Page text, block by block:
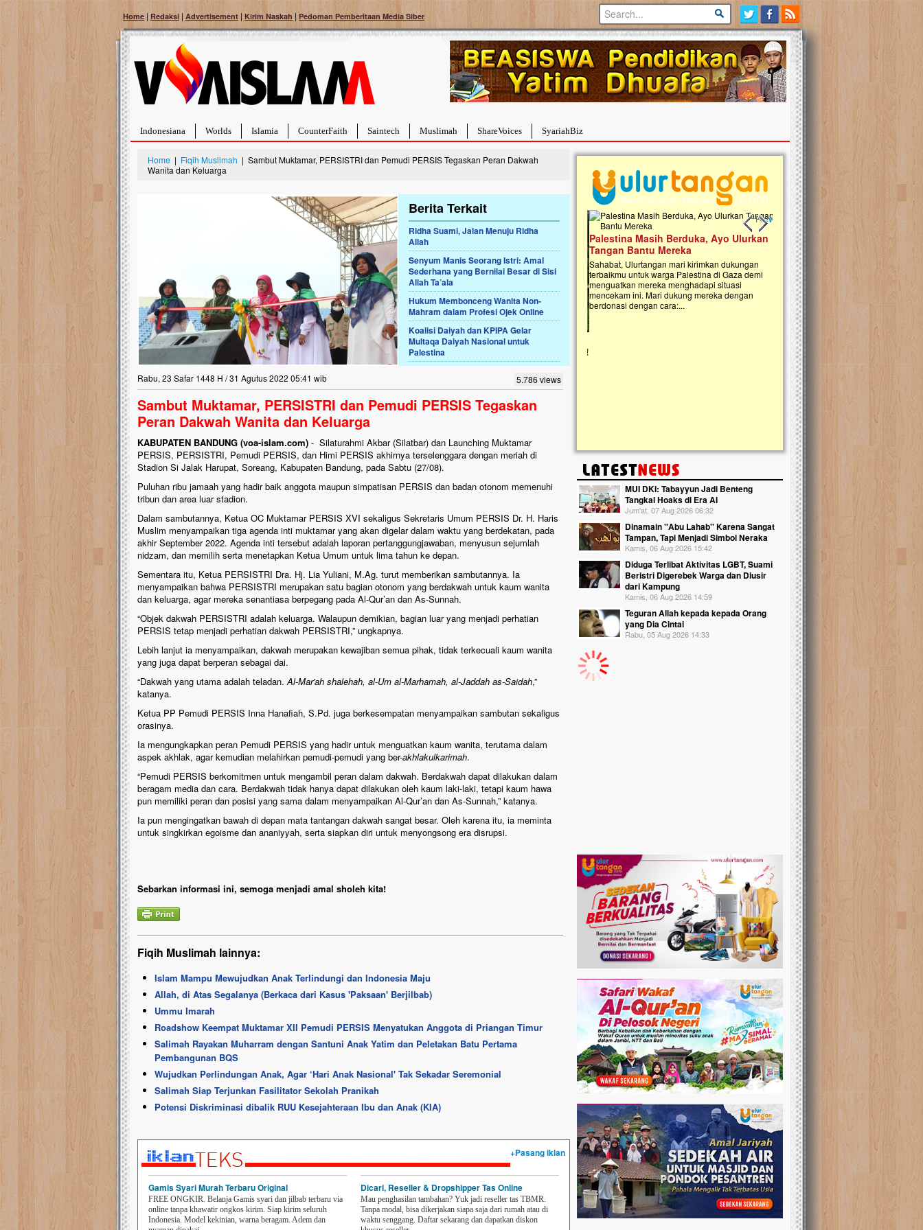
Home | Redaksi | Advertisement | Kirim Naskah | Pedoman Pemberitaan Media Siber
Indonesiana Worlds Islamia CounterFaith Saintech Muslimah ShareVoices SyariahBiz
Home | Fiqih Muslimah | Sambut Muktamar, PERSISTRI dan Pemudi PERSIS Tegaskan Peran Dakwah
Wanita dan Keluarga
Berita Terkait
Ridha Suami, Jalan Menuju Ridha
Allah
Senyum Manis Seorang Istri: Amal
Sederhana yang Bernilai Besar di Sisi
Allah Ta’ala
Hukum Membonceng Wanita Non-
Mahram dalam Profesi Ojek Online
Koalisi Daiyah dan KPIPA Gelar
Multaqa Daiyah Nasional untuk
Palestina
Rabu, 23 Safar 1448 H / 31 Agutus 2022 05:41 wib 5.786 views
Sambut Muktamar, PERSISTRI dan Pemudi PERSIS Tegaskan
Peran Dakwah Wanita dan Keluarga
KABUPATEN BANDUNG (voa-islam.com) - Silaturahmi Akbar (Silatbar) dan Launching Muktamar
PERSIS, PERSISTRI, Pemudi PERSIS, dan Himi PERSIS akhirnya terselenggara dengan meriah di
Stadion Si Jalak Harupat, Soreang, Kabupaten Bandung, pada Sabtu (27/08).
Puluhan ribu jamaah yang hadir baik anggota maupun simpatisan PERSIS dan badan otonom memenuhi
tribun dan area luar stadion.
Dalam sambutannya, Ketua OC Muktamar PERSIS XVI sekaligus Sekretaris Umum PERSIS Dr. H. Haris
Muslim menyampaikan tiga agenda inti muktamar yang akan digelar dalam waktu yang berdekatan, pada
akhir September 2022. Agenda inti tersebut adalah laporan pertanggungjawaban, menyusun sejumlah
nidzam, dan memilih serta menetapkan Ketua Umum untuk lima tahun ke depan.
Sementara itu, Ketua PERSISTRI Dra. Hj. Lia Yuliani, M.Ag. turut memberikan sambutannya. Ia
menyampaikan bahwa PERSISTRI merupakan satu bagian otonom yang berdakwah untuk kaum wanita
dan keluarga, agar mereka senantiasa berpegang pada Al-Qur’an dan As-Sunnah.
“Objek dakwah PERSISTRI adalah keluarga. Walaupun demikian, bagian luar yang menjadi perhatian
PERSIS tetap menjadi perhatian dakwah PERSISTRI,” ungkapnya.
Lebih lanjut ia menyampaikan, dakwah merupakan kewajiban semua pihak, tidak terkecuali kaum wanita
yang juga dapat berperan sebagai dai.
“Dakwah yang utama adalah teladan.Al-Mar'ah shalehah, al-Um al-Marhamah, al-Jaddah as-Saidah,”
katanya.
Ketua PP Pemudi PERSIS Inna Hanafiah, S.Pd. juga berkesempatan menyampaikan sambutan sekaligus
orasinya.
Ia mengungkapkan peran Pemudi PERSIS yang hadir untuk menguatkan kaum wanita, terutama dalam
aspek akhlak, agar kemudian melahirkan pemudi-pemudi yang ber-akhlakulkarimah.
“Pemudi PERSIS berkomitmen untuk mengambil peran dalam dakwah. Berdakwah dapat dilakukan dalam
beragam media dan cara. Berdakwah tidak hanya dapat dilakukan oleh kaum laki-laki, tetapi kaum hawa
pun memiliki peran dan posisi yang sama dalam menyampaikan Al-Qur’an dan As-Sunnah,” katanya.
Ia pun mengingatkan bawah di depan mata tantangan dakwah sangat besar. Oleh karena itu, ia meminta
untuk singkirkan egoisme dan ananiyyah, serta siapkan diri untuk menyongsong era disrupsi.
Sebarkan informasi ini, semoga menjadi amal sholeh kita!
Fiqih Muslimah lainnya:
Islam Mampu Mewujudkan Anak Terlindungi dan Indonesia Maju
Allah, di Atas Segalanya (Berkaca dari Kasus 'Paksaan' Berjilbab)
Ummu Imarah
Roadshow Keempat Muktamar XII Pemudi PERSIS Menyatukan Anggota di Priangan Timur
Salimah Rayakan Muharram dengan Santuni Anak Yatim dan Peletakan Batu Pertama
Pembangunan BQS
Wujudkan Perlindungan Anak, Agar ‘Hari Anak Nasional' Tak Sekadar Seremonial
Salimah Siap Terjunkan Fasilitator Sekolah Pranikah
Potensi Diskriminasi dibalik RUU Kesejahteraan Ibu dan Anak (KIA)
+Pasang iklan
Gamis Syari Murah Terbaru Original
FREE ONGKIR. Belanja Gamis syari dan jilbab terbaru via
online tanpa khawatir ongkos kirim. Siap kirim seluruh
Indonesia. Model kekinian, warna beragam. Adem dan
Dicari, Reseller & Dropshipper Tas Online
Mau penghasilan tambahan? Yuk jadi reseller tas TBMR.
Tanpa modal, bisa dikerjakan siapa saja dari rumah atau di
waktu senggang. Daftar sekarang dan dapatkan diskon
Previous slide
Next slide
Bantu Naura, Balita Hebat Sembuh Dari
Hidup Naura Salsabila dipenuhi dengan
rintangan yang sangat berat. Meskipun baru
berusia sepuluh bulan, bayi yang imut ini harus
menghadapi penyakit yang dahsyat, yaitu tumor
pembuluh darah berukuran...
Lima Tahun Mangkrak, Masjid di
Pelosok ini Mengenaskan. Ayo Bantu.!!
Nasib masjid di Kampung Cilumbu ini sungguh
mengenaskan. Lima tahun mangkrak, kini nyaris
tak berbentuk masjid, dipenuhi rumput liar,
hujan....
Palestina Masih Berduka, Ayo Ulurkan
Tangan Bantu Mereka
Sahabat, Ulurtangan mari kirimkan dukungan
terbaikmu untuk warga Palestina di Gaza demi
menguatkan mereka menghadapi situasi
mencekam ini. Mari dukung mereka dengan
berdonasi dengan cara:...
Open Donasi Wakaf
Rumah Qur'an & TK Islam
Najjah di Jonggol
Saat ini, Ulurtangan bersama Yayasan
Najjahtul Islam Jonggol sedang merintis
pembangunan Rumah Qur’an dan
kanak Islam Terpadu (TKIT) An Najjah
Gedung Majelis Taklim di Jonggol,...
MUI DKI: Tabayyun Jadi Benteng
Tangkal Hoaks di Era AI
Jum'at, 07 Aug 2026 06:32
Dinamain ''Abu Lahab'' Karena Sangat
Tampan, Tapi Menjadi Simbol Neraka
Kamis, 06 Aug 2026 15:42
Diduga Terlibat Aktivitas LGBT, Suami
Beristri Digerebek Warga dan Diusir
dari Kampung
Kamis, 06 Aug 2026 14:59
Teguran Allah kepada kepada Orang
yang Dia Cintai
Rabu, 05 Aug 2026 14:33